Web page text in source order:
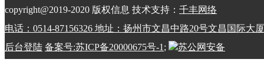
copyright@2019-2020 版权信息 技术支持： 千丰网络
电话：0514-87156326 地址：扬州市文昌中路20号文昌国际大厦
后台登陆 备案号:苏ICP备20000675号-1;
苏公网安备